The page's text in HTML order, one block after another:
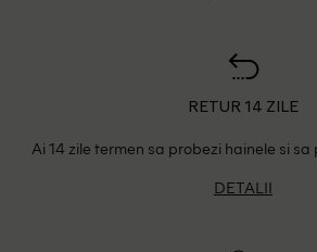
RETUR 14 ZILE
Ai 14 zile termen sa probezi hainele si
DETALII